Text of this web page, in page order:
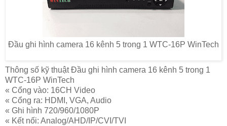
Đầu ghi hình camera 16 kênh 5 trong 1 WTC-16P WinTech
Thông số kỹ thuật Đầu ghi hình camera 16 kênh 5 trong 1
WTC-16P WinTech
« Cổng vào: 16CH Video
« Cổng ra: HDMI, VGA, Audio
« Ghi hình 720/960/1080P
« Kết nối: Analog/AHD/IP/CVI/TVI